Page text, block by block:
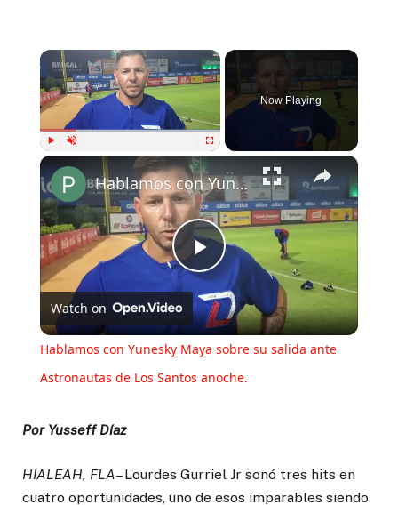
×
Now Playing
×
Play
Video
Hablamos con Yunesky Maya sobre su salida ante Astronautas de Los Santos anoche.
Watch on
Hablamos con Yunesky Maya sobre su salida ante
Astronautas de Los Santos anoche.
Por Yusseff Díaz
HIALEAH, FLA– Lourdes Gurriel Jr sonó tres hits en
cuatro oportunidades, uno de esos imparables siendo